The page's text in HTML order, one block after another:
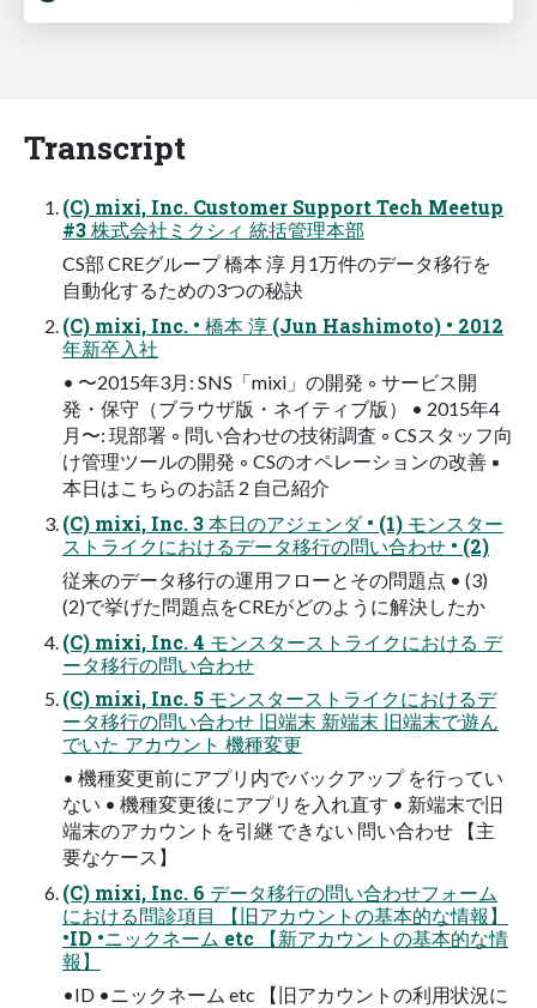
Transcript
(C) mixi, Inc. Customer Support Tech Meetup
#3 株式会社ミクシィ 統括管理本部
CS部 CREグループ 橋本 淳 月1万件のデータ移行を
自動化するための3つの秘訣
(C) mixi, Inc. • 橋本 淳 (Jun Hashimoto) • 2012
年新卒入社
• 〜2015年3月: SNS「mixi」の開発 ◦ サービス開
発・保守（ブラウザ版・ネイティブ版） • 2015年4
月〜: 現部署 ◦ 問い合わせの技術調査 ◦ CSスタッフ向
け管理ツールの開発 ◦ CSのオペレーションの改善 ▪
本日はこちらのお話 2 自己紹介
(C) mixi, Inc. 3 本日のアジェンダ • (1) モンスター
ストライクにおけるデータ移行の問い合わせ • (2)
従来のデータ移行の運用フローとその問題点 • (3)
(2)で挙げた問題点をCREがどのように解決したか
(C) mixi, Inc. 4 モンスターストライクにおける デ
ータ移行の問い合わせ
(C) mixi, Inc. 5 モンスターストライクにおけるデ
ータ移行の問い合わせ 旧端末 新端末 旧端末で遊ん
でいた アカウント 機種変更
• 機種変更前にアプリ内でバックアップ を行ってい
ない • 機種変更後にアプリを入れ直す • 新端末で旧
端末のアカウントを引継 できない 問い合わせ 【主
要なケース】
(C) mixi, Inc. 6 データ移行の問い合わせフォーム
における問診項目 【旧アカウントの基本的な情報】
•ID •ニックネーム etc 【新アカウントの基本的な情
報】
•ID •ニックネーム etc 【旧アカウントの利用状況に